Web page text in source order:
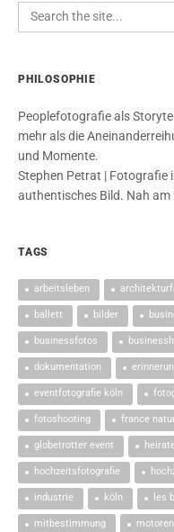
PHILOSOPHIE
Peoplefotografie als
mehr als die
und Momente.
Stephen Petrat | Fotografie
authentisches Bild. Nah am
TAGS
arbeitsleben
ballett bilder
businessfotos
dokumentation
eventfotografie köln
fotoshooting france
globetrotter event
hochzeitsfotografie
industrie köln les
mitbestimmung